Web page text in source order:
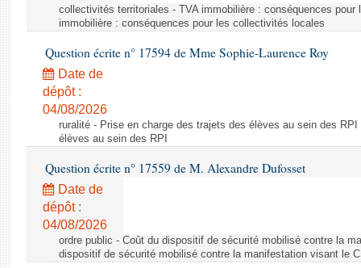
collectivités territoriales - TVA immobilière : conséquences
immobilière : conséquences pour les collectivités locales
Question écrite n° 17594 de Mme Sophie-Laurence Roy
Date de
dépôt :
04/08/2026
ruralité - Prise en charge des trajets des élèves au sein des
élèves au sein des RPI
Question écrite n° 17559 de M. Alexandre Dufosset
Date de
dépôt :
04/08/2026
ordre public - Coût du dispositif de sécurité mobilisé contre la
dispositif de sécurité mobilisé contre la manifestation visant le